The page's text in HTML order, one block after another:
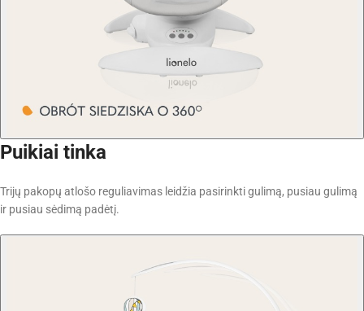
Puikiai tinka
Trijų pakopų atlošo reguliavimas leidžia pasirinkti gulimą, pusiau gulimą
ir pusiau sėdimą padėtį.